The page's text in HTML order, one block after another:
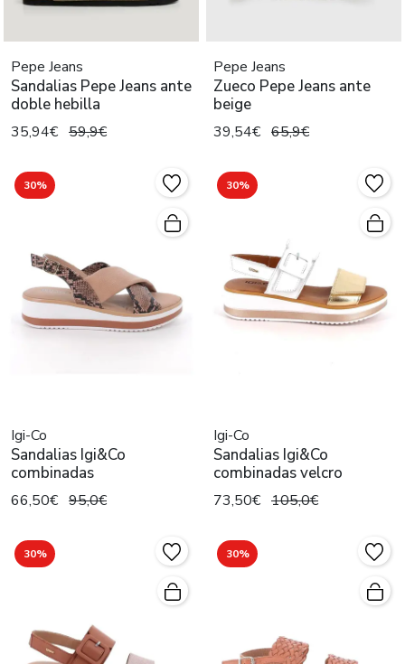
Pepe Jeans
Sandalias Pepe Jeans ante
doble hebilla
35,94€ 59,9€
Pepe Jeans
Zueco Pepe Jeans ante
beige
39,54€ 65,9€
30%
Igi-Co
Sandalias Igi&Co
combinadas
66,50€ 95,0€
30%
Igi-Co
Sandalias Igi&Co
combinadas velcro
73,50€ 105,0€
30% 30%